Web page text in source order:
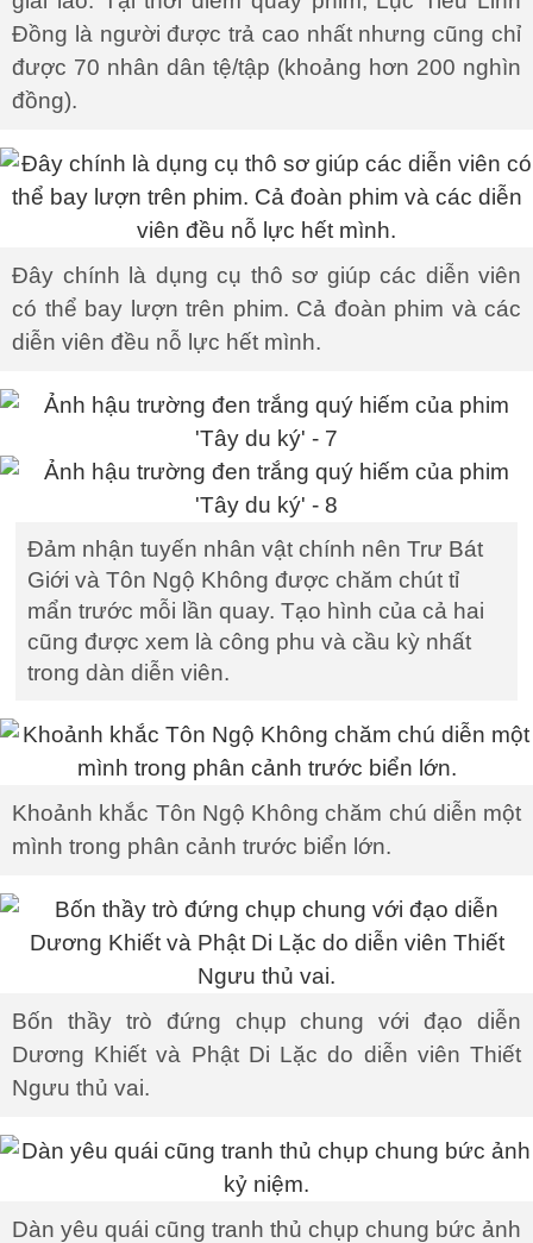
Đồng là người được trả cao nhất nhưng cũng chỉ
được 70 nhân dân tệ/tập (khoảng hơn 200 nghìn
đồng).
Đây chính là dụng cụ thô sơ giúp các diễn viên
có thể bay lượn trên phim. Cả đoàn phim và các
diễn viên đều nỗ lực hết mình.
Đảm nhận tuyến nhân vật chính nên Trư Bát
Giới và Tôn Ngộ Không được chăm chút tỉ
mẩn trước mỗi lần quay. Tạo hình của cả hai
cũng được xem là công phu và cầu kỳ nhất
trong dàn diễn viên.
Khoảnh khắc Tôn Ngộ Không chăm chú diễn một
mình trong phân cảnh trước biển lớn.
Bốn thầy trò đứng chụp chung với đạo diễn
Dương Khiết và Phật Di Lặc do diễn viên Thiết
Ngưu thủ vai.
Dàn yêu quái cũng tranh thủ chụp chung bức ảnh